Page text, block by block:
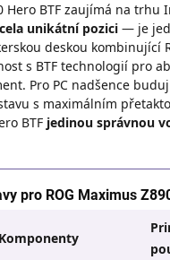
Hero BTF zaujímá na trhu
unikátní pozici — je
deskou kombinující
s BTF technologií pro
Pro PC nadšence
s maximálním
BTF jedinou správnou
pro ROG Maximus
Komponenty